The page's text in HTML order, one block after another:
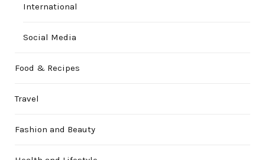
International
Social Media
Food & Recipes
Travel
Fashion and Beauty